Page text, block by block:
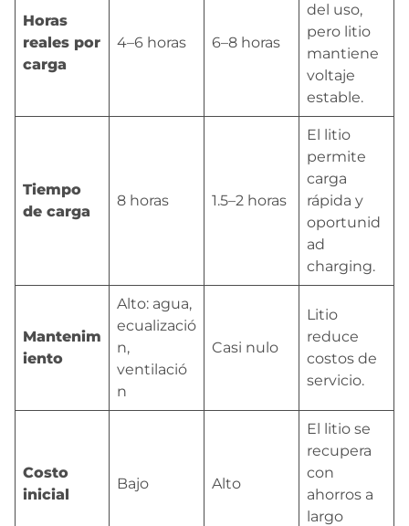
Horas
reales por
carga
4–6 horas 6–8 horas
del uso,
pero litio
mantiene
voltaje
estable.
Tiempo
de carga
8 horas 1.5–2 horas
El litio
permite
carga
rápida y
oportunid
ad
charging.
Mantenim
iento
Alto: agua,
ecualizació
n,
ventilació
n
Casi nulo
Litio
reduce
costos de
servicio.
Costo
inicial
Bajo Alto
El litio se
recupera
con
ahorros a
largo